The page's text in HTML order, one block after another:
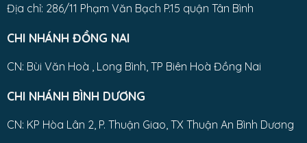
Địa chỉ: 286/11 Phạm Văn Bạch P.15 quận Tân Bình
CHI NHÁNH ĐỒNG NAI
CN: Bùi Văn Hoà , Long Bình, TP Biên Hoà Đồng Nai
CHI NHÁNH BÌNH DƯƠNG
CN: KP Hòa Lân 2, P. Thuận Giao, TX Thuận An Bình Dương